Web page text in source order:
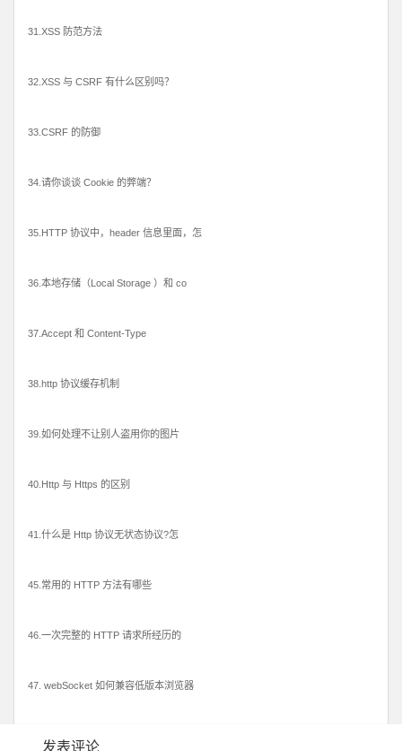
31.XSS 防范方法
32.XSS 与 CSRF 有什么区别吗？
33.CSRF 的防御
34.请你谈谈 Cookie 的弊端？
35.HTTP 协议中，header 信息里面，怎
36.本地存储（Local Storage ）和 co
37.Accept 和 Content-Type
38.http 协议缓存机制
39.如何处理不让别人盗用你的图片
40.Http 与 Https 的区别
41.什么是 Http 协议无状态协议?怎
45.常用的 HTTP 方法有哪些
46.一次完整的 HTTP 请求所经历的
47. webSocket 如何兼容低版本浏览器
发表评论